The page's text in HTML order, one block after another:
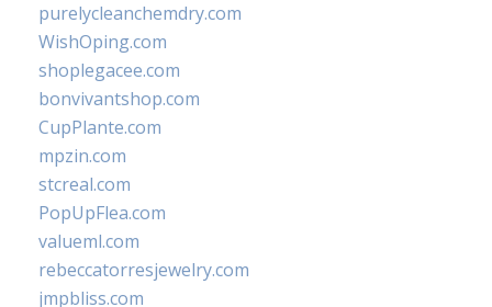
purelycleanchemdry.com
WishOping.com
shoplegacee.com
bonvivantshop.com
CupPlante.com
mpzin.com
stcreal.com
PopUpFlea.com
valueml.com
rebeccatorresjewelry.com
jmpbliss.com